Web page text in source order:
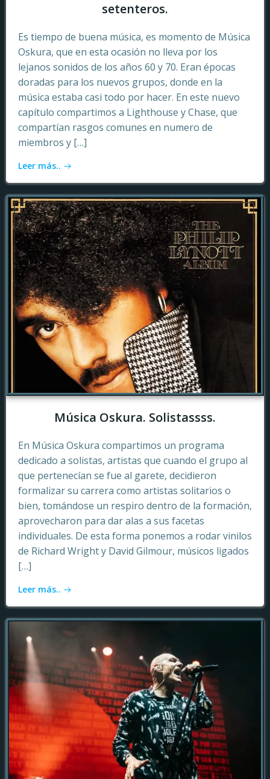
setenteros.
Es tiempo de buena música, es momento de Música
Oskura, que en esta ocasión no lleva por los
lejanos sonidos de los años 60 y 70. Eran épocas
doradas para los nuevos grupos, donde en la
música estaba casi todo por hacer. En este nuevo
capítulo compartimos a Lighthouse y Chase, que
compartían rasgos comunes en numero de
miembros y […]
Leer más..
Música Oskura. Solistassss.
En Música Oskura compartimos un programa
dedicado a solistas, artistas que cuando el grupo al
que pertenecían se fue al garete, decidieron
formalizar su carrera como artistas solitarios o
bien, tomándose un respiro dentro de la formación,
aprovecharon para dar alas a sus facetas
individuales. De esta forma ponemos a rodar vinilos
de Richard Wright y David Gilmour, músicos ligados
[…]
Leer más..